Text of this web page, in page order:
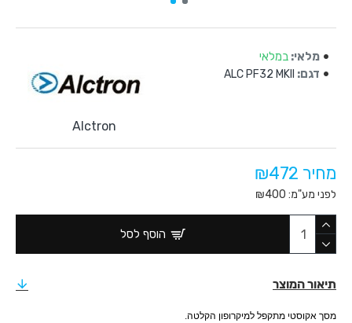
מלאי: במלאי
דגם: ALC PF32 MKII
Alctron
מחיר ₪472
לפני מע"מ: ₪400
הוסף לסל
תיאור המוצר
מסך אקוסטי מתקפל למיקרופון הקלטה.